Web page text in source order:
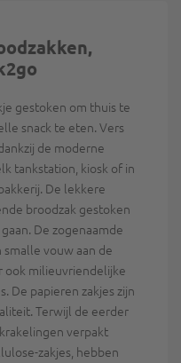
gestoken om thuis te
snack te eten. Vers
de moderne
tankstation, kiosk of in
De lekkere
broodzak gestoken
De zogenaamde
vouw aan de
ook milieuvriendelijke
De papieren zakjes zijn
Terwijl de eerder
verpakt
zakjes, hebben